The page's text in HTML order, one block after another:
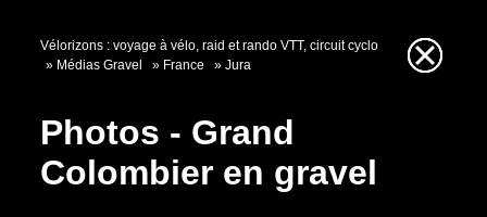
Vélorizons : voyage à vélo, raid et rando VTT, circuit cyclo
Médias Gravel
France Jura
Photos - Grand
Colombier en gravel